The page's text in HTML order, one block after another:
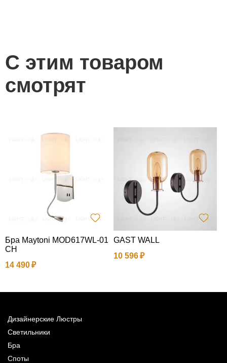
С этим товаром
смотрят
Бра Maytoni MOD617WL-01
CH
14 490
GAST WALL
10 596
Дизайнерские Люстры
Светильники
Бра
Споты